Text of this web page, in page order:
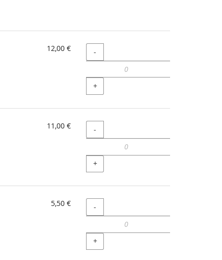
12,00 € Menge
-
+
11,00 € Menge
-
+
5,50 € Menge
-
+